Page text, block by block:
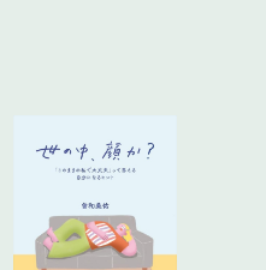
きたこと
さではないか